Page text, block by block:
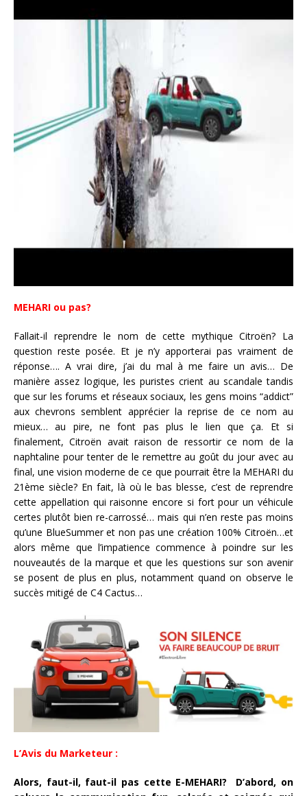
MEHARI ou pas?
Fallait-il reprendre le nom de cette mythique Citroën? La
question reste posée. Et je n’y apporterai pas vraiment de
réponse…. A vrai dire, j’ai du mal à me faire un avis… De
manière assez logique, les puristes crient au scandale tandis
que sur les forums et réseaux sociaux, les gens moins “addict”
aux chevrons semblent apprécier la reprise de ce nom au
mieux… au pire, ne font pas plus le lien que ça. Et si
finalement, Citroën avait raison de ressortir ce nom de la
naphtaline pour tenter de le remettre au goût du jour avec au
final, une vision moderne de ce que pourrait être la MEHARI du
21ème siècle? En fait, là où le bas blesse, c’est de reprendre
cette appellation qui raisonne encore si fort pour un véhicule
certes plutôt bien re-carrossé… mais qui n’en reste pas moins
qu’une BlueSummer et non pas une création 100% Citroën…et
alors même que l’impatience commence à poindre sur les
nouveautés de la marque et que les questions sur son avenir
se posent de plus en plus, notamment quand on observe le
succès mitigé de C4 Cactus…
L’Avis du Marketeur :
Alors, faut-il, faut-il pas cette E-MEHARI? D’abord, on